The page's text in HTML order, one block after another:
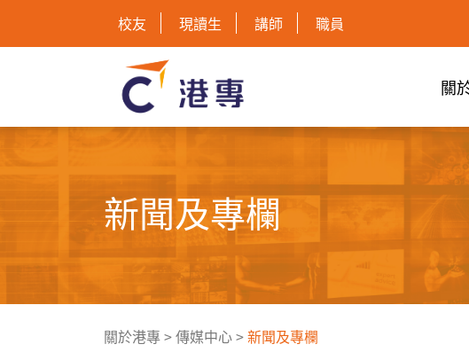
校友 現讀生 講師 職員
關
新聞及專欄
關於港專>傳媒中心>新聞及專欄